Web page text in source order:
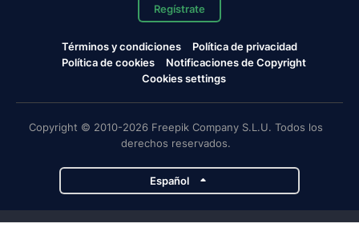
Regístrate
Términos y condiciones
Política de privacidad
Política de cookies
Notificaciones de Copyright
Cookies settings
Copyright © 2010-2026 Freepik Company S.L.U. Todos los
derechos reservados.
Español